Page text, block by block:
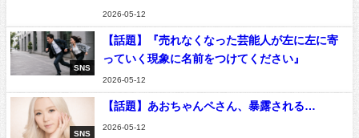
2026-05-12
SNS
【話題】『売れなくなった芸能人が左に左に寄
っていく現象に名前をつけてください』
2026-05-12
SNS
【話題】あおちゃんペさん、暴露される…
2026-05-12